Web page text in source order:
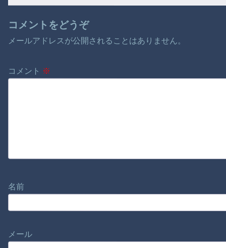
コメントをどうぞ
メールアドレスが公開されることはありません。
コメント ※
名前
メール